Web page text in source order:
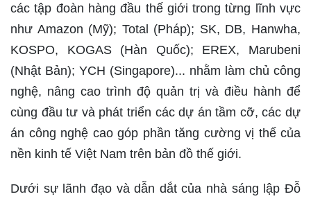
các tập đoàn hàng đầu thế giới trong từng lĩnh vực
như Amazon (Mỹ); Total (Pháp); SK, DB, Hanwha,
KOSPO, KOGAS (Hàn Quốc); EREX, Marubeni
(Nhật Bản); YCH (Singapore)... nhằm làm chủ công
nghệ, nâng cao trình độ quản trị và điều hành để
cùng đầu tư và phát triển các dự án tầm cỡ, các dự
án công nghệ cao góp phần tăng cường vị thế của
nền kinh tế Việt Nam trên bản đồ thế giới.
Dưới sự lãnh đạo và dẫn dắt của nhà sáng lập Đỗ